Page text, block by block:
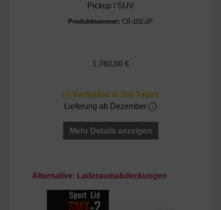
Pickup / SUV
Produktnummer: CB-102-2P
Regulärer Preis:
1.760,00 €
Verfügbar in 100 Tagen
Lieferung ab Dezember
Mehr Details anzeigen
Produktgalerie überspringen
Alternative: Laderaumabdeckungen